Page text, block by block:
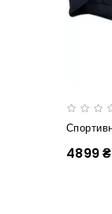
4899 ₴